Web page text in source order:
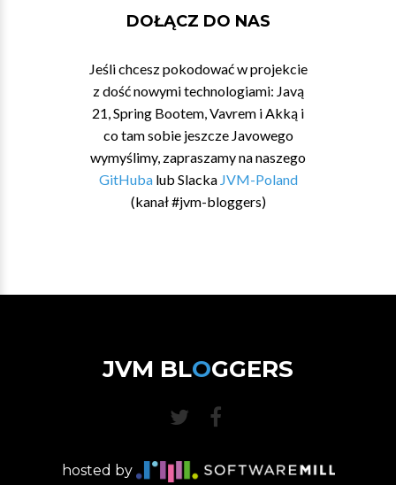
DOŁĄCZ DO NAS
Jeśli chcesz pokodować w projekcie
z dość nowymi technologiami: Javą
21, Spring Bootem, Vavrem i Akką i
co tam sobie jeszcze Javowego
wymyślimy, zapraszamy na naszego
GitHubalub Slacka JVM-Poland
(kanał #jvm-bloggers)
JVM BLOGGERS
hosted by